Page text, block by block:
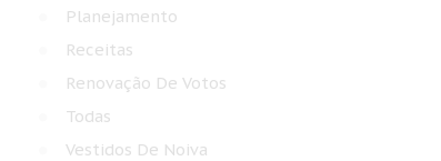
Planejamento
Receitas
Renovação De Votos
Todas
Vestidos De Noiva